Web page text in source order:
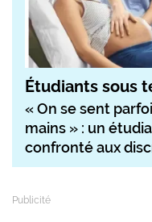
Étudiants sous
« On se sent
mains » : un
confronté aux